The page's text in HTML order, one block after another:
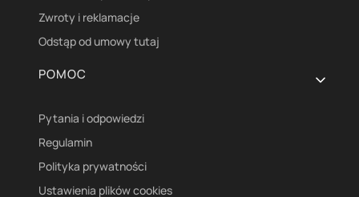
Zwroty i reklamacje
Odstąp od umowy tutaj
POMOC
Pytania i odpowiedzi
Regulamin
Polityka prywatności
Ustawienia plików cookies